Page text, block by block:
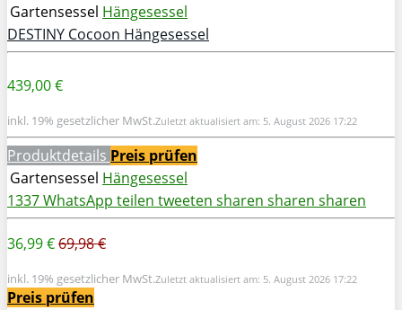
Gartensessel Hängesessel
DESTINY Cocoon Hängesessel
439,00 €
inkl. 19% gesetzlicher MwSt.Zuletzt aktualisiert am: 5. August 2026 17:22
Produktdetails Preis prüfen
Gartensessel Hängesessel
1337WhatsApp teilen tweeten sharen sharen sharen
36,99 €69,98 €
inkl. 19% gesetzlicher MwSt.Zuletzt aktualisiert am: 5. August 2026 17:22
Preis prüfen